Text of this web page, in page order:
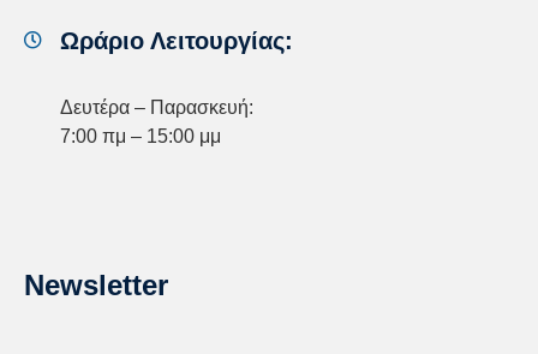
Ωράριο Λειτουργίας:
Δευτέρα – Παρασκευή:
7:00 πμ – 15:00 μμ
Newsletter